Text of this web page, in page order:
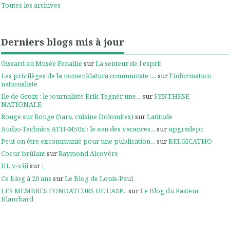
Toutes les archives
Derniers blogs mis à jour
Giscard au Musée Fenaille surLa senteur de l'esprit
Les privilèges de la nomenklatura communiste :... surl'information
nationaliste
Ile de Groix : le journaliste Erik Tegnér une... surSYNTHESE
NATIONALE
Rouge sur Rouge (Sara, cuisine Dolomites) surLatitude
Audio‑Technica ATH‑M50x : le son des vacances... surupgradepc
Peut-on être excommunié pour une publication... surBELGICATHO
Coeur brûlantsurRaymond Alcovère
III, v-viiisur;_
Ce blog à 20 ans surLe Blog de Louis-Paul
LES MEMBRES FONDATEURS DE L'ASP... surLe Blog du Pasteur
Blanchard